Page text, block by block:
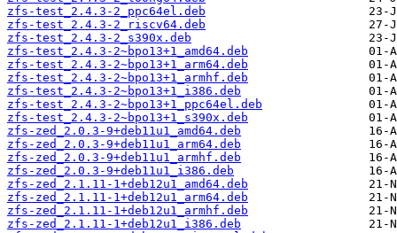
zfs-test_2.4.3-2_ppc64el.deb
zfs-test_2.4.3-2_riscv64.deb
zfs-test_2.4.3-2_s390x.deb
zfs-test_2.4.3-2~bpo13+1_amd64.deb
zfs-test_2.4.3-2~bpo13+1_arm64.deb
zfs-test_2.4.3-2~bpo13+1_armhf.deb
zfs-test_2.4.3-2~bpo13+1_i386.deb
zfs-test_2.4.3-2~bpo13+1_ppc64el.deb
zfs-test_2.4.3-2~bpo13+1_s390x.deb
zfs-zed_2.0.3-9+deb11u1_amd64.deb
zfs-zed_2.0.3-9+deb11u1_arm64.deb
zfs-zed_2.0.3-9+deb11u1_armhf.deb
zfs-zed_2.0.3-9+deb11u1_i386.deb
zfs-zed_2.1.11-1+deb12u1_amd64.deb
zfs-zed_2.1.11-1+deb12u1_arm64.deb
zfs-zed_2.1.11-1+deb12u1_armhf.deb
zfs-zed_2.1.11-1+deb12u1_i386.deb